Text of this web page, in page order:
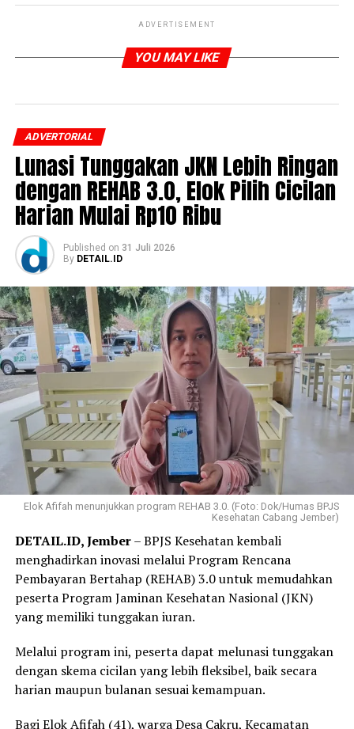
ADVERTISEMENT
YOU MAY LIKE
ADVERTORIAL
Lunasi Tunggakan JKN Lebih Ringan
dengan REHAB 3.0, Elok Pilih Cicilan
Harian Mulai Rp10 Ribu
Published on 31 Juli 2026
By DETAIL.ID
Elok Afifah menunjukkan program REHAB 3.0. (Foto: Dok/Humas BPJS
Kesehatan Cabang Jember)
DETAIL.ID, Jember– BPJS Kesehatan kembali
menghadirkan inovasi melalui Program Rencana
Pembayaran Bertahap (REHAB) 3.0 untuk memudahkan
peserta Program Jaminan Kesehatan Nasional (JKN)
yang memiliki tunggakan iuran.
Melalui program ini, peserta dapat melunasi tunggakan
dengan skema cicilan yang lebih fleksibel, baik secara
harian maupun bulanan sesuai kemampuan.
Bagi Elok Afifah (41), warga Desa Cakru, Kecamatan